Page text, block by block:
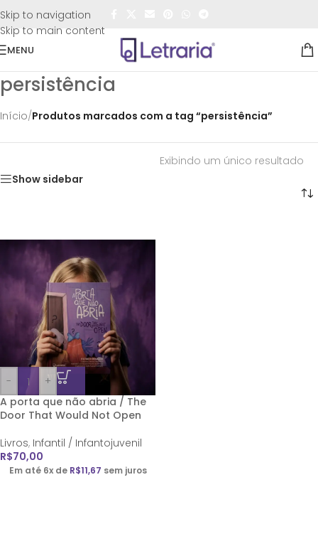
Skip to navigation
Skip to main content
FRETE GRÁTIS
MENU
persistência
Início/Produtos marcados com a tag “persistência”
Show sidebar
Exibindo um único resultado
-
+
A porta que não abria / The
Door That Would Not Open
Livros, Infantil / Infantojuvenil
R$70,00
Em até 6x de R$11,67 sem juros